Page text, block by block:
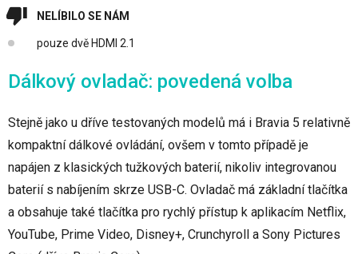
NELÍBILO SE NÁM
pouze dvě HDMI 2.1
Dálkový ovladač: povedená volba
Stejně jako u dříve testovaných modelů má i Bravia 5 relativně
kompaktní dálkové ovládání, ovšem v tomto případě je
napájen z klasických tužkových baterií, nikoliv integrovanou
baterií s nabíjením skrze USB-C. Ovladač má základní tlačítka
a obsahuje také tlačítka pro rychlý přístup k aplikacím Netflix,
YouTube, Prime Video, Disney+, Crunchyroll a Sony Pictures